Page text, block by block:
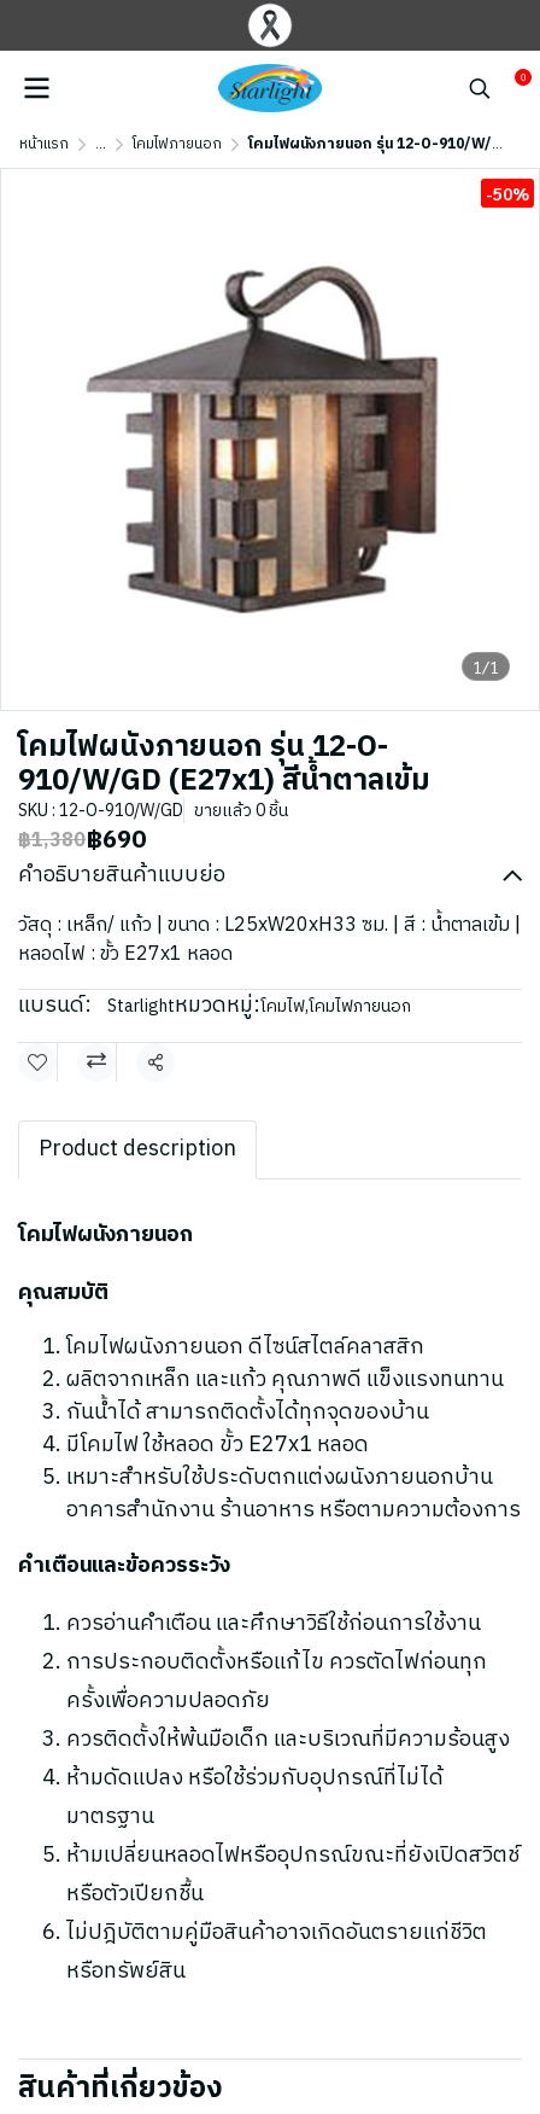
0
หน้าแรก ... โคมไฟภายนอก โคมไฟผนังภายนอก รุ่น 12-O-910/W/GD (E27x1) สีน้ำตาลเข้ม
1/1
-50%
โคมไฟผนังภายนอก รุ่น 12-O-
910/W/GD (E27x1) สีน้ำตาลเข้ม
SKU : 12-O-910/W/GD ขายแล้ว 0 ชิ้น
฿1,380฿690
คำอธิบายสินค้าแบบย่อ
วัสดุ : เหล็ก/ แก้ว | ขนาด : L25xW20xH33 ซม. | สี : น้ำตาลเข้ม |
หลอดไฟ : ขั้ว E27x1 หลอด
แบรนด์: Starlightหมวดหมู่:โคมไฟ,โคมไฟภายนอก
แชร์
Product description
โคมไฟผนังภายนอก
คุณสมบัติ
โคมไฟผนังภายนอก ดีไซน์สไตล์คลาสสิก
ผลิตจากเหล็ก และแก้ว คุณภาพดี แข็งแรงทนทาน
กันน้ำได้ สามารถติดตั้งได้ทุกจุดของบ้าน
มีโคมไฟ ใช้หลอด ขั้ว E27x1 หลอด
เหมาะสำหรับใช้ประดับตกแต่งผนังภายนอกบ้าน
อาคารสำนักงาน ร้านอาหาร หรือตามความต้องการ
คำเตือนและข้อควรระวัง
ควรอ่านคำเตือน และศึกษาวิธีใช้ก่อนการใช้งาน
การประกอบติดตั้งหรือแก้ไข ควรตัดไฟก่อนทุก
ครั้งเพื่อความปลอดภัย
ควรติดตั้งให้พ้นมือเด็ก และบริเวณที่มีความร้อนสูง
ห้ามดัดแปลง หรือใช้ร่วมกับอุปกรณ์ที่ไม่ได้
มาตรฐาน
ห้ามเปลี่ยนหลอดไฟหรืออุปกรณ์ขณะที่ยังเปิดสวิตช์
หรือตัวเปียกชื้น
ไม่ปฎิบัติตามคู่มือสินค้าอาจเกิดอันตรายแก่ชีวิต
หรือทรัพย์สิน
สินค้าที่เกี่ยวข้อง